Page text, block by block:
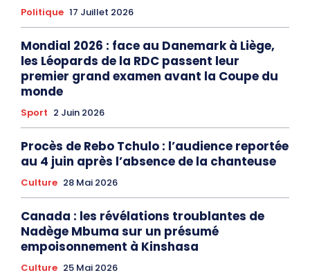
Politique 17 Juillet 2026
Mondial 2026 : face au Danemark à Liège,
les Léopards de la RDC passent leur
premier grand examen avant la Coupe du
monde
Sport 2 Juin 2026
Procès de Rebo Tchulo : l’audience reportée
au 4 juin après l’absence de la chanteuse
Culture 28 Mai 2026
Canada : les révélations troublantes de
Nadège Mbuma sur un présumé
empoisonnement à Kinshasa
Culture 25 Mai 2026